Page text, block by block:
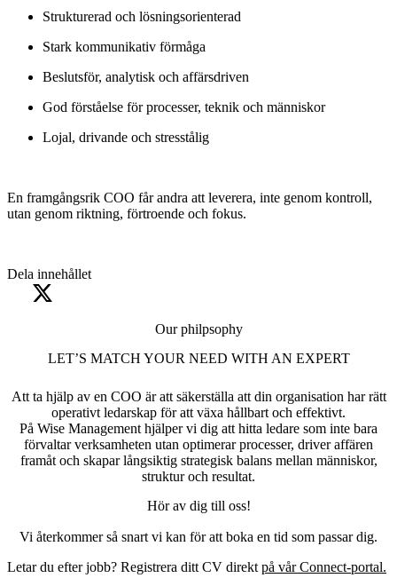
Strukturerad och lösningsorienterad
Stark kommunikativ förmåga
Beslutsför, analytisk och affärsdriven
God förståelse för processer, teknik och människor
Lojal, drivande och stresstålig
En framgångsrik COO får andra att leverera, inte genom kontroll,
utan genom riktning, förtroende och fokus.
Dela innehållet
Our philpsophy
LET’S MATCH YOUR NEED WITH AN EXPERT
Att ta hjälp av en COO är att säkerställa att din organisation har rätt
operativt ledarskap för att växa hållbart och effektivt.
På Wise Management hjälper vi dig att hitta ledare som inte bara
förvaltar verksamheten utan optimerar processer, driver affären
framåt och skapar långsiktig strategisk balans mellan människor,
struktur och resultat.
Hör av dig till oss!
Vi återkommer så snart vi kan för att boka en tid som passar dig.
Letar du efter jobb? Registrera ditt CV direkt på vår Connect-portal.